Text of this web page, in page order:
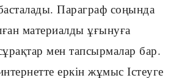
Параграф соңында
материалды ұғынуға
мен тапсырмалар бар.
еркін жұмыс Істеуге